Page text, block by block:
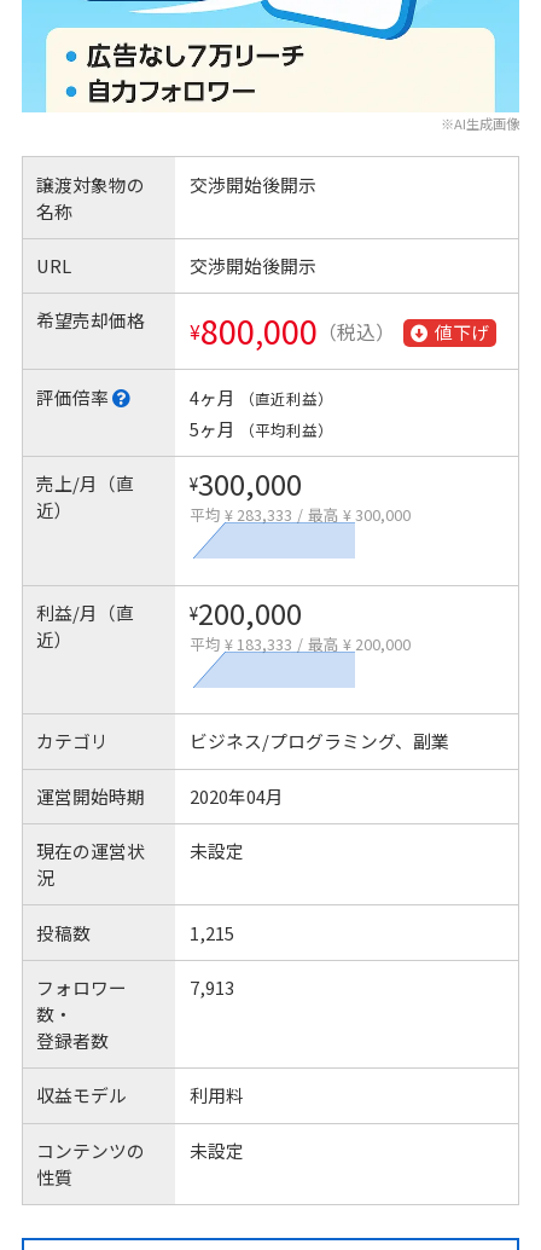
※AI生成画像
譲渡対象物の
名称
交渉開始後開示
URL 交渉開始後開示
希望売却価格 ¥800,000 （税込） 値下げ
評価倍率 4ヶ月 （直近利益）
5ヶ月 （平均利益）
売上/月（直
近）
¥300,000
平均 ¥ 283,333 / 最高 ¥ 300,000
利益/月（直
近）
¥200,000
平均 ¥ 183,333 / 最高 ¥ 200,000
カテゴリ ビジネス/プログラミング、副業
運営開始時期 2020年04月
現在の運営状
況
未設定
投稿数 1,215
フォロワー
数・
登録者数
7,913
収益モデル 利用料
コンテンツの
性質
未設定